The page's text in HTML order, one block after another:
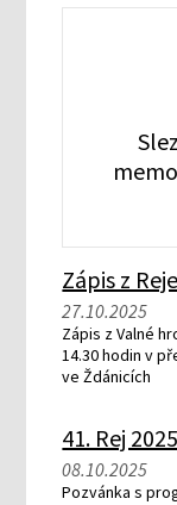
Zápis z
27.10.2025
Zápis z Valné
14.30 hodin v
ve Ždánicích
41. Rej 2025
08.10.2025
Pozvánka s